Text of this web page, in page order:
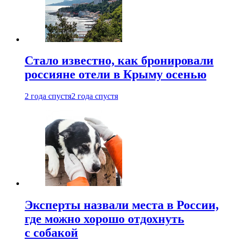
Стало известно, как бронировали
россияне отели в Крыму осенью
2 года спустя2 года спустя
Эксперты назвали места в России,
где можно хорошо отдохнуть
с собакой